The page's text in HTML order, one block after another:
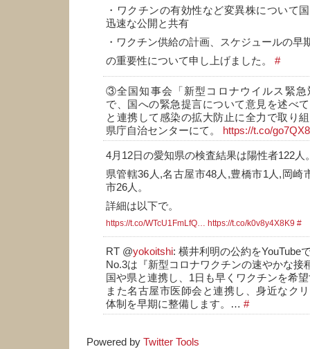
・ワクチンの有効性など変異株について
迅速な公開と共有
・ワクチン供給の計画、スケジュールの早
の重要性について申し上げました。 #
③全国知事会「新型コロナウイルス緊急
で、国への緊急提言について意見を述べ
と連携して感染の拡大防止に全力で取り
県庁自治センターにて。
https://t.co/
4月12日の愛知県の検査結果は陽性者122人
県管轄36人,名古屋市48人,豊橋市1人,岡崎
市26人。
詳細は以下で。
https://t.co/WTcU1FmLfQ… https://t.co/k0v8y4X8K9 #
RT @yokoitshi: 横井利明の公約をYouTube
No.3は『新型コロナワクチンの速やかな接
国や県と連携し、1日も早くワクチンを希
また名古屋市医師会と連携し、身近なク
体制を早期に整備します。… #
Powered by Twitter Tools